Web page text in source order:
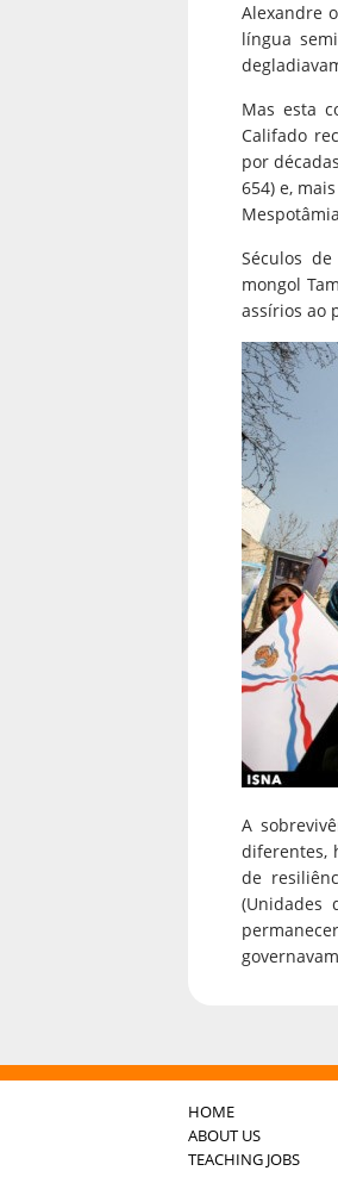
Alexandre
língua
Mas esta
Califado
por
654) e,
Séculos
mongol
assírios ao
A
diferentes,
de
(Unidades
HOME
ABOUT US
TEACHING JOBS